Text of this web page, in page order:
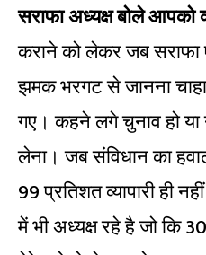
सराफा अध्यक्ष बोले आपको
कराने को लेकर जब सराफा
झमक भरगट से जानना
गए। कहने लगे चुनाव हो
लेना। जब संविधान का
99 प्रतिशत व्यापारी ही
में भी अध्यक्ष रहे है जो कि